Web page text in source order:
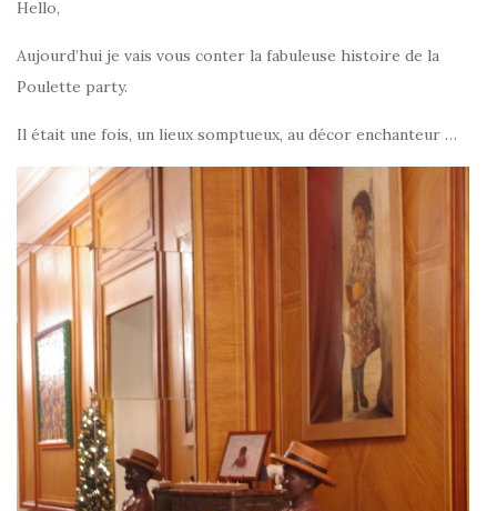
Hello,
Aujourd’hui je vais vous conter la fabuleuse histoire de la
Poulette party.
Il était une fois, un lieux somptueux, au décor enchanteur …